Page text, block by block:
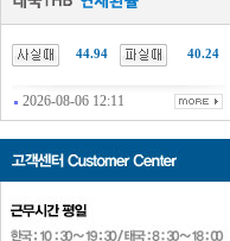
44.94 40.24
2026-08-06 12:11